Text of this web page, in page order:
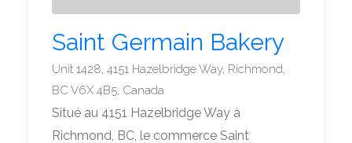
Saint Germain Bakery
Unit 1428, 4151 Hazelbridge Way, Richmond,
BC V6X 4B5, Canada
Situé au 4151 Hazelbridge Way à
Richmond, BC, le commerce Saint